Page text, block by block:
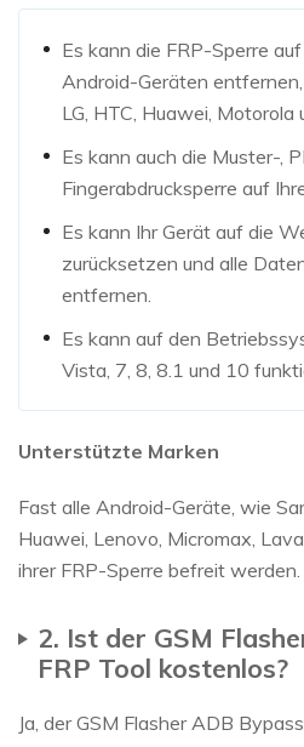
Es kann die FRP-Sperre
Android-Geräten
LG, HTC, Huawei, Motorola
Es kann auch die Muster-,
Fingerabdrucksperre auf
Es kann Ihr Gerät auf die
zurücksetzen und alle
entfernen.
Es kann auf den
Vista, 7, 8, 8.1 und 10
Unterstützte Marken
Fast alle Android-Geräte, wie
Huawei, Lenovo, Micromax,
ihrer FRP-Sperre befreit werden.
2. Ist der GSM
FRP Tool kostenlos?
Ja, der GSM Flasher ADB